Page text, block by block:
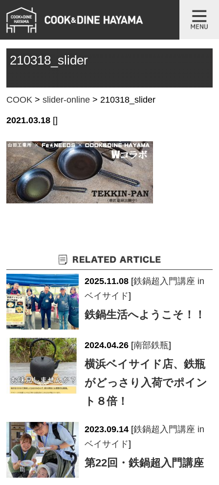
210318_slider
COOK >slider-online > 210318_slider
2021.03.18 []
2025.11.08 [鉄鍋超入門講座 in
ベイサイド]
鉄鍋生活へようこそ！！
2024.04.26 [南部鉄瓶]
横浜ベイサイド店、鉄瓶
がどっさり入荷でポイン
ト８倍！
2023.09.14 [鉄鍋超入門講座 in
ベイサイド]
第22回・鉄鍋超入門講座